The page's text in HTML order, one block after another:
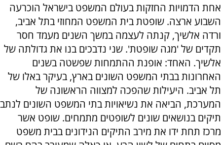
אחת הדמויות החזקות בעולם המשפט בישראל הוכרעה
השבוע ארצה. שופטת בית המשפט המחוזי בתל אביב,
ורדה אלשיך, קנתה לעצמה במשך השנים מעמד חסר
תקדים של 'מגה שופטת'. שני נדבכים בנו את גדולתה של
אלשיך. האחד: אופנת ההתמחות שפשטה בשנים
האחרונות בבתי המשפט השונים בארץ, בעיקר באלו של
תל אביב. היעילות שהפכה למצווה הראשונה של
המערכת, הביאה את נשיאויות בתי המשפט השונים לנתב
תיקים בנושאים שונים לשופטים מתמחים. שופט אשר
מרכז תחת ידו את מירב התיקים הנידונים בבית משפט